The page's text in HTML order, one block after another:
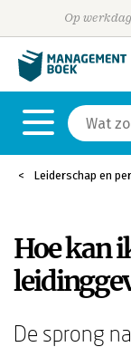
Op
Leiderschap en
Hoe kan
De sprong